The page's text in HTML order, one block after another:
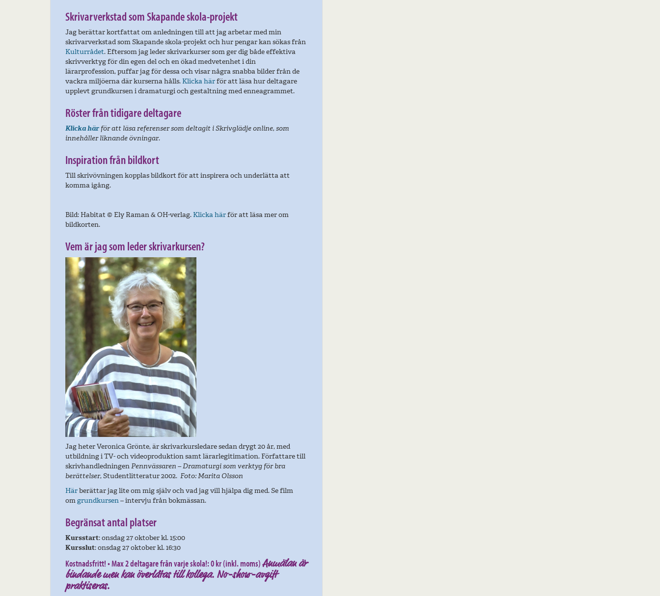
Skrivarverkstad som Skapande skola-projekt
Jag berättar kortfattat om anledningen till att jag arbetar med min
skrivarverkstad som Skapande skola-projekt och hur pengar kan sökas från
Kulturrådet. Eftersom jag leder skrivarkurser som ger dig både effektiva
skrivverktyg för din egen del och en ökad medvetenhet i din
lärarprofession, puffar jag för dessa och visar några snabba bilder från de
vackra miljöerna där kurserna hålls.Klicka härför att läsa hur deltagare
upplevt grundkursen i dramaturgi och gestaltning med enneagrammet.
Röster från tidigare deltagare
Klicka här för att läsa referenser som deltagit i Skrivglädje online, som
innehåller liknande övningar.
Inspiration från bildkort
Till skrivövningen kopplas bildkort för att inspirera och underlätta att
komma igång.
Bild: Habitat © Ely Raman & OH-verlag.Klicka härför att läsa mer om
bildkorten.
Vem är jag som leder skrivarkursen?
Jag heter Veronica Grönte, är skrivarkursledare sedan drygt 20 år, med
utbildning i TV- och videoproduktion samt lärarlegitimation. Författare till
skrivhandledningenPennvässaren – Dramaturgi som verktyg för bra
berättelser, Studentlitteratur 2002. Foto: Marita Olsson
Härberättar jag lite om mig själv och vad jag vill hjälpa dig med. Se film
omgrundkursen– intervju från bokmässan.
Begränsat antal platser
Kursstart: onsdag 27 oktober kl. 15:00
Kursslut: onsdag 27 oktober kl. 16:30
Kostnadsfritt! • Max 2 deltagare från varje skola!:0 kr (inkl. moms)Anmälan är
bindande men kan överlåtas till kollega. No-show-avgift
praktiseras.